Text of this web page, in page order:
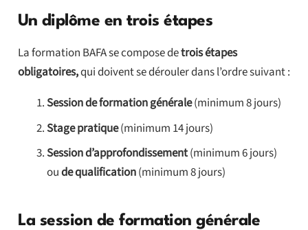
Un diplôme en trois étapes
La formation BAFA se compose detrois étapes
obligatoires,qui doivent se dérouler dans l’ordre suivant :
Session de formation générale(minimum 8 jours)
Stage pratique(minimum 14 jours)
Session d’approfondissement(minimum 6 jours)
oude qualification(minimum 8 jours)
La session de formation générale